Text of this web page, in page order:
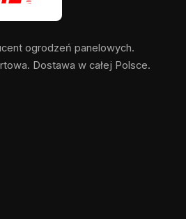
ogrodzeń panelowych.
Dostawa w całej Polsce.